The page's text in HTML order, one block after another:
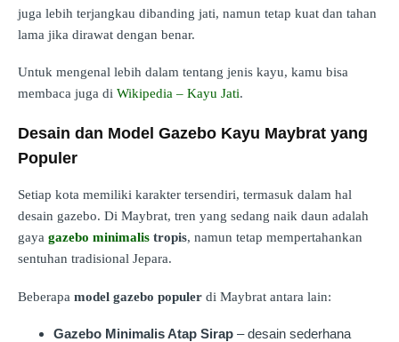
juga lebih terjangkau dibanding jati, namun tetap kuat dan tahan
lama jika dirawat dengan benar.
Untuk mengenal lebih dalam tentang jenis kayu, kamu bisa
membaca juga di Wikipedia – Kayu Jati.
Desain dan Model Gazebo Kayu Maybrat yang
Populer
Setiap kota memiliki karakter tersendiri, termasuk dalam hal
desain gazebo. Di Maybrat, tren yang sedang naik daun adalah
gaya gazebo minimalis tropis, namun tetap mempertahankan
sentuhan tradisional Jepara.
Beberapa model gazebo populer di Maybrat antara lain:
Gazebo Minimalis Atap Sirap – desain sederhana